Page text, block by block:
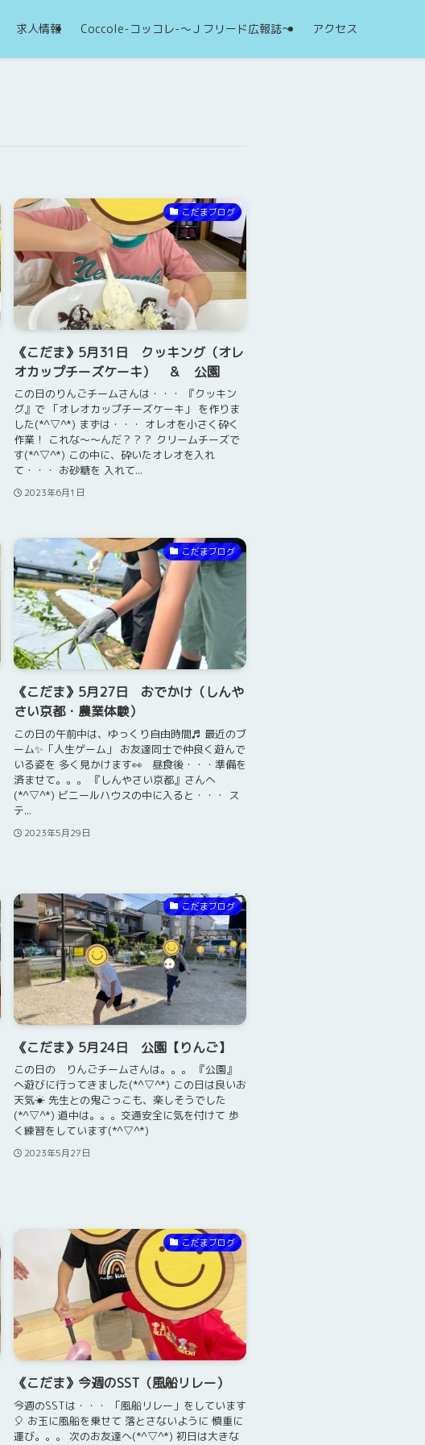
求人情報 Coccole-コッコレ-～Ｊフリード広報誌～ アクセス
こだまブログ
《こだま》5月31日 クッキング（オレ
オカップチーズケーキ） ＆ 公園
この日のりんごチームさんは・・・ 『クッキン
グ』で 「オレオカップチーズケーキ」 を作りま
した(*^▽^*) まずは・・・ オレオを小さく砕く
作業！ これな～～んだ？？？ クリームチーズで
す(*^▽^*) この中に、砕いたオレオを入れ
て・・・ お砂糖を 入れて...
2023年6月1日
こだまブログ
《こだま》5月27日 おでかけ（しんや
さい京都・農業体験）
この日の午前中は、ゆっくり自由時間♬ 最近のブ
ーム✨「人生ゲーム」 お友達同士で仲良く遊んで
いる姿を 多く見かけます👀 昼食後・・・準備を
済ませて。。。 『しんやさい京都』さんへ
(*^▽^*) ビニールハウスの中に入ると・・・ ス
テ...
2023年5月29日
こだまブログ
《こだま》5月24日 公園【りんご】
この日の りんごチームさんは。。。 『公園』
へ遊びに行ってきました(*^▽^*) この日は良いお
天気☀ 先生との鬼ごっこも、楽しそうでした
(*^▽^*) 道中は。。。交通安全に気を付けて 歩
く練習をしています(*^▽^*)
2023年5月27日
こだまブログ
《こだま》今週のSST（風船リレー）
今週のSSTは・・・ 「風船リレー」をしています
🎈 お玉に風船を乗せて 落とさないように 慎重に
運び。。。 次のお友達へ(*^▽^*) 初日は大きな